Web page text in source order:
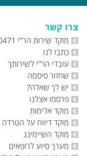
צרו קשר
מוקד שירות הר"י 03-6100471
כתבו לנו
עובדי הר"י לשירותך
שחזור סיסמה
יש לך שאלה?
פרסמו אצלנו
מוקד אלימות
מוקד דיווח על הטרדה
מוקד השיימינג
מערך סיוע לרופאים